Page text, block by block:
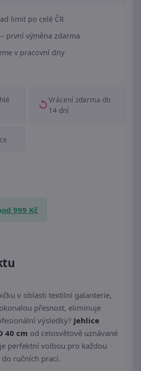
limit po celé ČR
první výměna zdarma
v pracovní dny
Vrácení zdarma do
14 dní
od 999 Kč
v oblasti textilní galanterie,
přesnost, eliminuje
výsledky? Jehlice
40 cm od celosvětově uznávané
perfektní volbou pro každou
ručních prací.